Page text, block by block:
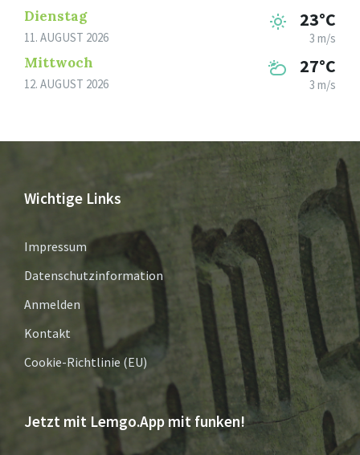
Dienstag
11. AUGUST 2026
23°C
3 m/s
Mittwoch
12. AUGUST 2026
27°C
3 m/s
Wichtige Links
Impressum
Datenschutzinformation
Anmelden
Kontakt
Cookie-Richtlinie (EU)
Jetzt mit Lemgo.App mit funken!